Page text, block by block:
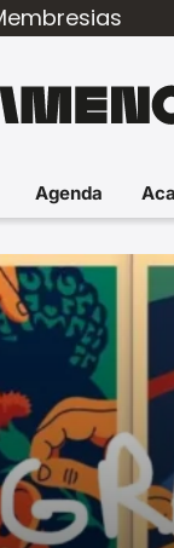
Agenda